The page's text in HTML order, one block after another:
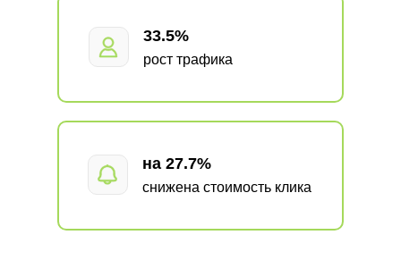
33.5%
рост трафика
на 27.7%
снижена стоимость клика